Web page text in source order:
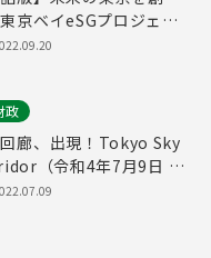
京ベイeSGプロジェク
和4年9月17日 東京ウィ
政
廊、出現！Tokyo Sky
（令和4年7月9日 東
ークリーニュース